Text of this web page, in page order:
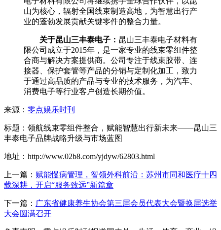
山为核心，辐射全国线束制造高地，为智慧出行产
业的蓬勃发展贡献关键零件的整合力量。
关于昆山三丰泰电子： 昆山三丰泰电子材料有
限公司成立于2015年，是一家专业的线束零组件整
合商与解决方案提供商。公司专注于线束胶带、连
接器、保护套管等产品的分销与定制化加工，致力
于通过高品质的产品与专业的技术服务，为汽车、
消费电子等行业客户创造长期价值。
来源： 零点娱乐时刊
标题：领航线束零组件整合，赋能智慧出行新未来——昆山三
丰泰电子品牌战略升级与市场蓝图
地址：http://www.02b8.com/yjdyw/62803.html
上一篇： 赋能慢病管理，智领外科前沿：苏州市同和医疗十四
载深耕，开启“服务致远”新篇章
下一篇： 广东省健康养生协会第三届会员代表大会暨换届选举
大会圆满召开